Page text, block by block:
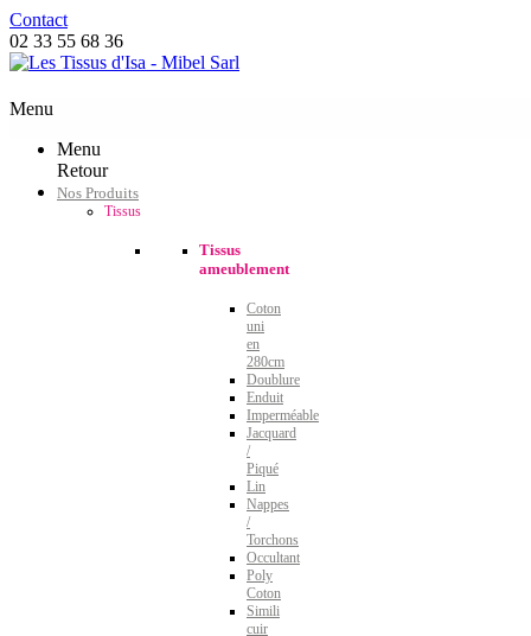
Contact
02 33 55 68 36
Menu
Menu
Retour
Nos Produits
Tissus
Tissus
ameublement
Coton
uni
en
280cm
Doublure
Enduit
Imperméable
Jacquard
/
Piqué
Lin
Nappes
/
Torchons
Occultant
Poly
Coton
Simili
cuir